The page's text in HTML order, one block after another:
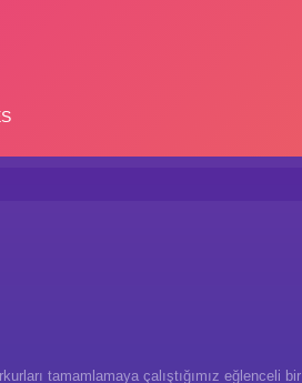
tamamlamaya çalıştığımız eğlenceli bir